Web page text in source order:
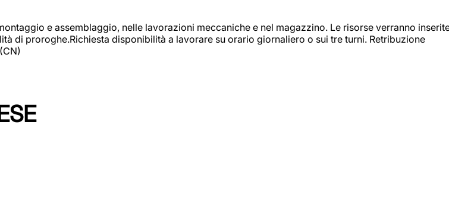
e assemblaggio, nelle lavorazioni meccaniche e nel magazzino. Le risorse verranno
di proroghe.Richiesta disponibilità a lavorare su orario giornaliero o sui tre turni. Retribuzione